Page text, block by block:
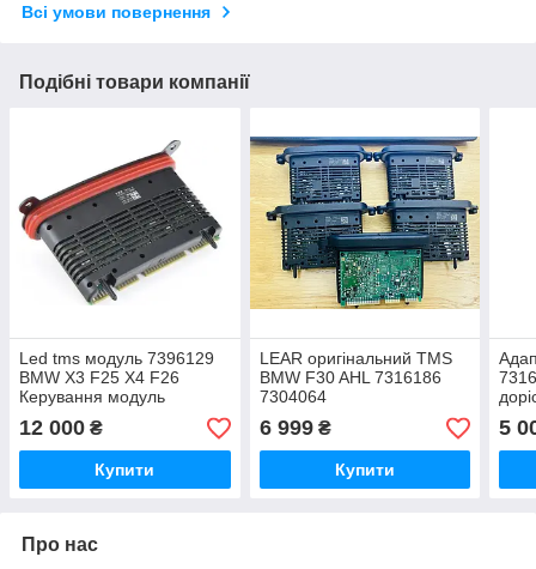
Всі умови повернення
Подібні товари компанії
Led tms модуль 7396129
BMW X3 F25 X4 F26
Керування модуль
7396129 7440883 7427616
7409739
12 000 ₴
Купити
LEAR оригінальний TMS
BMW F30 AHL 7316186
7304064
6 999₴
Купити
5
Про нас